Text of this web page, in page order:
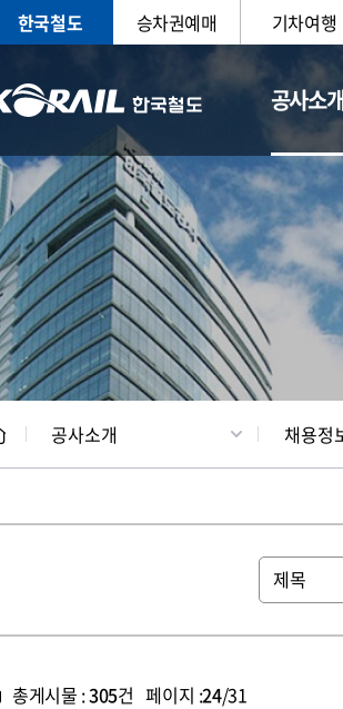
한국철도 승차권예매 기차여행
공사소
CEO 일반현황
공사소개 채용정
총게시물 :305건 페이지 :24/31